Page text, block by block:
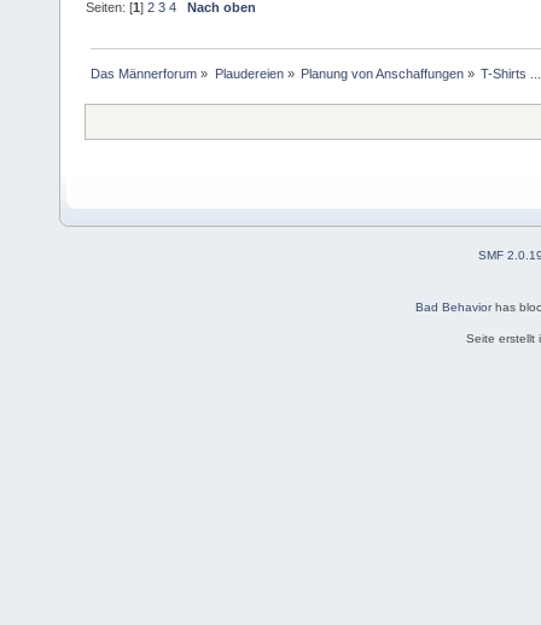
Seiten: [1]2 3 4 Nach oben
Das Männerforum » Plaudereien» Planung von Anschaffungen» T-Shirts
SMF
Bad Behaviorhas
Seite erstellt